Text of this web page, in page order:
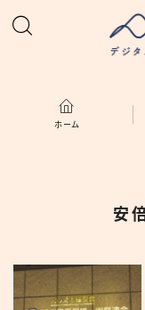
ホーム
namiten.jp
ホーム
安